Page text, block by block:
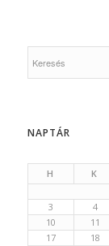
NAPTÁR
H K
3
4
10
11
17
18